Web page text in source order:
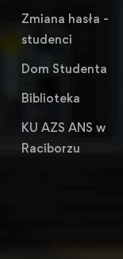
Zmiana hasła -
studenci
Dom Studenta
Biblioteka
KU AZS ANS w
Raciborzu